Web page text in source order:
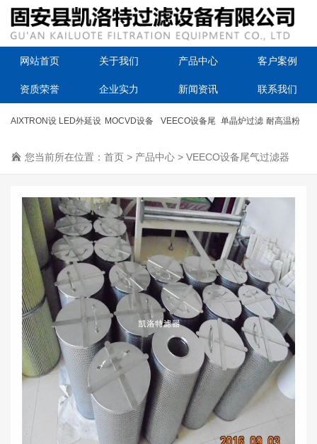
网站首页 关于我们 产品中心 客户案例
资质荣誉 企业实力 新闻资讯 联系我们
AIXTRON设
备滤芯
LED外延设
备滤芯
MOCVD设备
尾气滤芯
VEECO设备尾
气过滤器
单晶炉过滤
器滤芯
耐高温粉
尘滤筒
您当前所在位置： 首页 > 产品中心 > VEECO设备尾气过滤器